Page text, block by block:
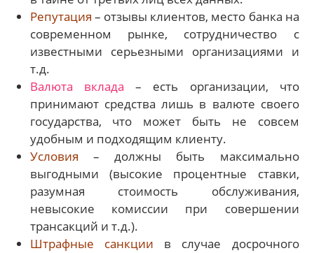
Репутация – отзывы клиентов, место банка на
современном рынке, сотрудничество с
известными серьезными организациями и
т.д.
Валюта вклада – есть организации, что
принимают средства лишь в валюте своего
государства, что может быть не совсем
удобным и подходящим клиенту.
Условия – должны быть максимально
выгодными (высокие процентные ставки,
разумная стоимость обслуживания,
невысокие комиссии при совершении
трансакций и т.д.).
Штрафные санкции в случае досрочного